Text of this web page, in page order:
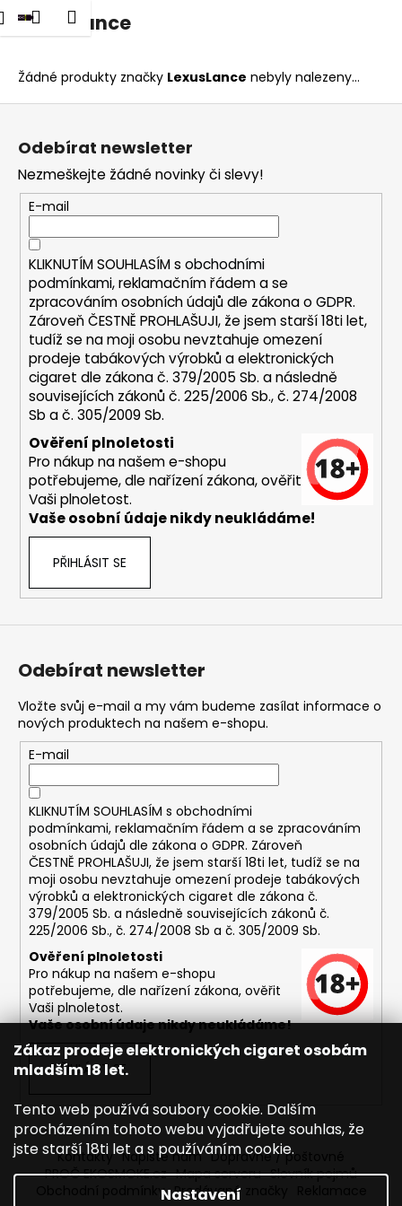
Zákaz prodeje elektronických cigaret osobám
mladším 18 let.
Tento web používá soubory cookie. Dalším
procházením tohoto webu vyjadřujete souhlas, že
jste starší 18ti let a s používáním cookie.
Nastavení
Přejít
na
Přihlášení
Nákupní
Menu
LexusLance
Žádné produkty značky LexusLance nebyly nalezeny...
K
o
k C
p
o
t
e
b
u
e
e
n
a
?
o
p
o
u
u
m
DEKANG
DESERT
SHIP
10ML
11MG
169
Kč
Původně:
Kč
Odebírat newsletter
Nezmeškejte žádné novinky či slevy!
E-mail
KLIKNUTÍM SOUHLASÍM s obchodními
podmínkami,reklamačním řádem a se
zpracováním osobních údajů dle zákona oGDPR.
Zároveň ČESTNĚ PROHLAŠUJI, že jsem starší 18ti let,
tudíž se na moji osobu nevztahuje omezení
prodeje tabákových výrobků a elektronických
cigaret dle zákona č. 379/2005 Sb. a následně
souvisejících zákonů č. 225/2006 Sb., č. 274/2008
Sb a č. 305/2009 Sb.
Ověření plnoletosti
Pro nákup na našem e-shopu
potřebujeme, dle nařízení zákona, ověřit
Vaši plnoletost.
Vaše osobní údaje nikdy neukládáme!
PŘIHLÁSIT SE
Odebírat newsletter
Vložte svůj e-mail a my vám budeme zasílat informace o
nových produktech na našem e-shopu.
E-mail
KLIKNUTÍM SOUHLASÍM s obchodními
podmínkami, reklamačním řádem a se zpracováním
osobních údajů dle zákona o GDPR. Zároveň
ČESTNĚ PROHLAŠUJI, že jsem starší 18ti let, tudíž se na
moji osobu nevztahuje omezení prodeje tabákových
výrobků a elektronických cigaret dle zákona č.
379/2005 Sb. a následně souvisejících zákonů č.
225/2006 Sb., č. 274/2008 Sb a č. 305/2009 Sb.
Ověření plnoletosti
Pro nákup na našem e-shopu
potřebujeme, dle nařízení zákona, ověřit
Vaši plnoletost.
Vaše osobní údaje nikdy neukládáme!
PŘIHLÁSIT SE
Kontakty Napište nám Dopravné / poštovné
PROČ EKOSMOKE.cz Mapa serveru Slovník pojmů
Obchodní podmínky Prodávané značky